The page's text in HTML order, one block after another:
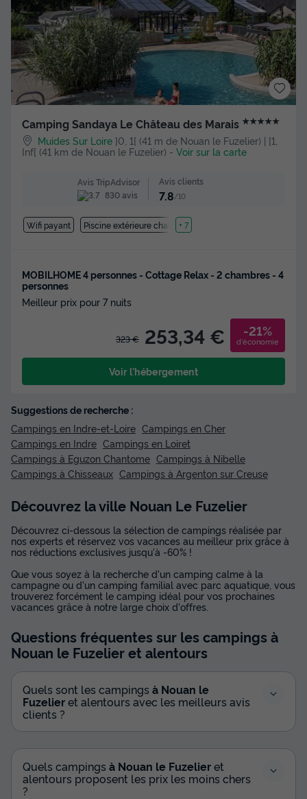
Camping Sandaya Le Château des Marais ★★★★★
Muides Sur Loire ]0, 1[ (41 m de Nouan le Fuzelier) | [1,
Inf[ (41 km de Nouan le Fuzelier) - Voir sur la carte
Avis TripAdvisor
830 avis
Avis clients
7.8 /10
Wifi payant Piscine extérieure chauffée
+ 7
MOBILHOME 4 personnes - Cottage Relax - 2 chambres - 4
personnes
Meilleur prix pour 7 nuits
323 € 253,34 € -21%
d'économie
Voir l'hébergement
Suggestions de recherche :
Campings en Indre-et-Loire Campings en Cher
Campings en Indre Campings en Loiret
Campings à Eguzon Chantome Campings à Nibelle
Campings à Chisseaux Campings à Argenton sur Creuse
Découvrez la ville Nouan Le Fuzelier
Découvrez ci-dessous la sélection de campings réalisée par
nos experts et réservez vos vacances au meilleur prix grâce à
nos réductions exclusives jusqu'à -60% !
Que vous soyez à la recherche d'un camping calme à la
campagne ou d'un camping familial avec parc aquatique, vous
trouverez forcément le camping idéal pour vos prochaines
vacances grâce à notre large choix d'offres.
Questions fréquentes sur les campings à
Nouan le Fuzelieret alentours
Quels sont les campings à Nouan le
Fuzelieret alentours avec les meilleurs avis
clients ?
Quels campings à Nouan le Fuzelieret
alentours proposent les prix les moins chers
?